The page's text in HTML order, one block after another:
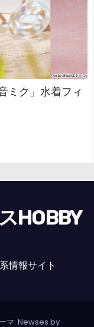
ミク」水着フィ
HOBBY
情報サイト
マ: Newses by